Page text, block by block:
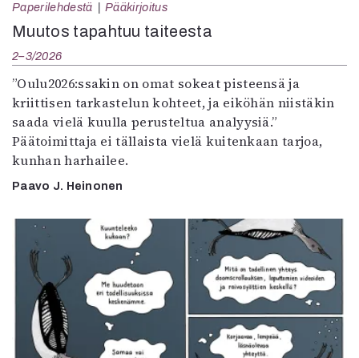
Paperilehdestä Pääkirjoitus
Muutos tapahtuu taiteesta
2–3/2026
”Oulu2026:ssakin on omat sokeat pisteensä ja
kriittisen tarkastelun kohteet, ja eiköhän niistäkin
saada vielä kuulla perusteltua analyysiä.”
Päätoimittaja ei tällaista vielä kuitenkaan tarjoa,
kunhan harhailee.
Paavo J. Heinonen